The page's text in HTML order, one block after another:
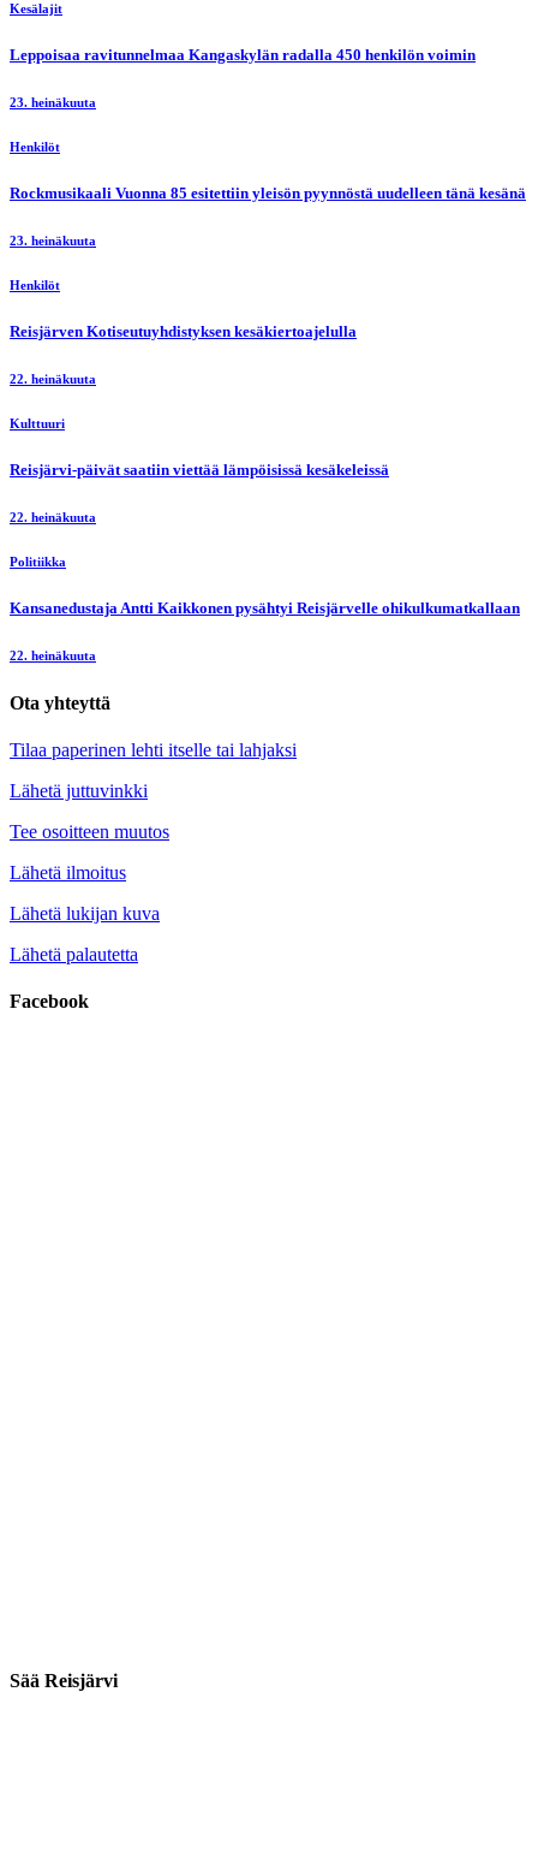
Kesälajit
Leppoisaa ravitunnelmaa Kangaskylän radalla 450 henkilön voimin
23. heinäkuuta
Henkilöt
Rockmusikaali Vuonna 85 esitettiin yleisön pyynnöstä uudelleen tänä kesänä
23. heinäkuuta
Henkilöt
Reisjärven Kotiseutuyhdistyksen kesäkiertoajelulla
22. heinäkuuta
Kulttuuri
Reisjärvi-päivät saatiin viettää lämpöisissä kesäkeleissä
22. heinäkuuta
Politiikka
Kansanedustaja Antti Kaikkonen pysähtyi Reisjärvelle ohikulkumatkallaan
22. heinäkuuta
Ota yhteyttä
Tilaa paperinen lehti itselle tai lahjaksi
Lähetä juttuvinkki
Tee osoitteen muutos
Lähetä ilmoitus
Lähetä lukijan kuva
Lähetä palautetta
Facebook
Sää Reisjärvi